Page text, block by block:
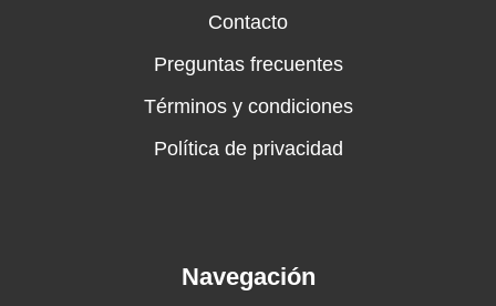
Contacto
Preguntas frecuentes
Términos y condiciones
Política de privacidad
Navegación